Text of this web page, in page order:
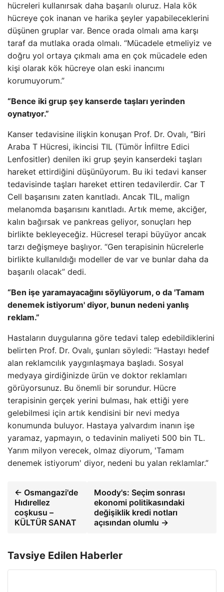
hücreleri kullanırsak daha başarılı oluruz. Hala kök
hücreye çok inanan ve harika şeyler yapabileceklerini
düşünen gruplar var. Bence orada olmalı ama karşı
taraf da mutlaka orada olmalı. “Mücadele etmeliyiz ve
doğru yol ortaya çıkmalı ama en çok mücadele eden
kişi olarak kök hücreye olan eski inancımı
korumuyorum.”
“Bence iki grup şey kanserde taşları yerinden
oynatıyor.”
Kanser tedavisine ilişkin konuşan Prof. Dr. Ovalı, “Biri
Araba T Hücresi, ikincisi TIL (Tümör İnfiltre Edici
Lenfositler) denilen iki grup şeyin kanserdeki taşları
hareket ettirdiğini düşünüyorum. Bu iki tedavi kanser
tedavisinde taşları hareket ettiren tedavilerdir. Car T
Cell başarısını zaten kanıtladı. Ancak TIL, malign
melanomda başarısını kanıtladı. Artık meme, akciğer,
kalın bağırsak ve pankreas geliyor, sonuçları hep
birlikte bekleyeceğiz. Hücresel terapi büyüyor ancak
tarzı değişmeye başlıyor. “Gen terapisinin hücrelerle
birlikte kullanıldığı modeller de var ve bunlar daha da
başarılı olacak” dedi.
“Ben işe yaramayacağını söylüyorum, o da 'Tamam
denemek istiyorum' diyor, bunun nedeni yanlış
reklam.”
Hastaların duygularına göre tedavi talep edebildiklerini
belirten Prof. Dr. Ovalı, şunları söyledi: “Hastayı hedef
alan reklamcılık yaygınlaşmaya başladı. Sosyal
medyaya girdiğinizde ürün ve doktor reklamları
görüyorsunuz. Bu önemli bir sorundur. Hücre
terapisinin gerçek yerini bulması, hak ettiği yere
gelebilmesi için artık kendisini bir nevi medya
konumunda buluyor. Hastaya yalvardım inanın işe
yaramaz, yapmayın, o tedavinin maliyeti 500 bin TL.
Yarım milyon verecek, olmaz diyorum, 'Tamam
denemek istiyorum' diyor, nedeni bu yalan reklamlar.”
← Osmangazi'de
Hıdırellez
coşkusu –
KÜLTÜR SANAT
Moody's: Seçim sonrası
ekonomi politikasındaki
değişiklik kredi notları
açısından olumlu →
Tavsiye Edilen Haberler